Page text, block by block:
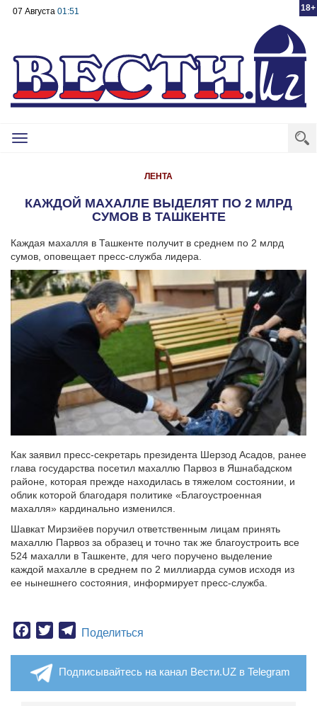
18+
07 Августа 01:51
Toggle
ЛЕНТА
КАЖДОЙ МАХАЛЛЕ ВЫДЕЛЯТ ПО 2 МЛРД
СУМОВ В ТАШКЕНТЕ
Каждая махалля в Ташкенте получит в среднем по 2 млрд
сумов, оповещает пресс-служба лидера.
Как заявил пресс-секретарь президента Шерзод Асадов, ранее
глава государства посетил махаллю Парвоз в Яшнабадском
районе, которая прежде находилась в тяжелом состоянии, и
облик которой благодаря политике «Благоустроенная
махалля» кардинально изменился.
Шавкат Мирзиёев поручил ответственным лицам принять
махаллю Парвоз за образец и точно так же благоустроить все
524 махалли в Ташкенте, для чего поручено выделение
каждой махалле в среднем по 2 миллиарда сумов исходя из
ее нынешнего состояния, информирует пресс-служба.
Facebook
TwitterTelegram
Поделиться
Подписывайтесь на канал Вести.UZ в Telegram